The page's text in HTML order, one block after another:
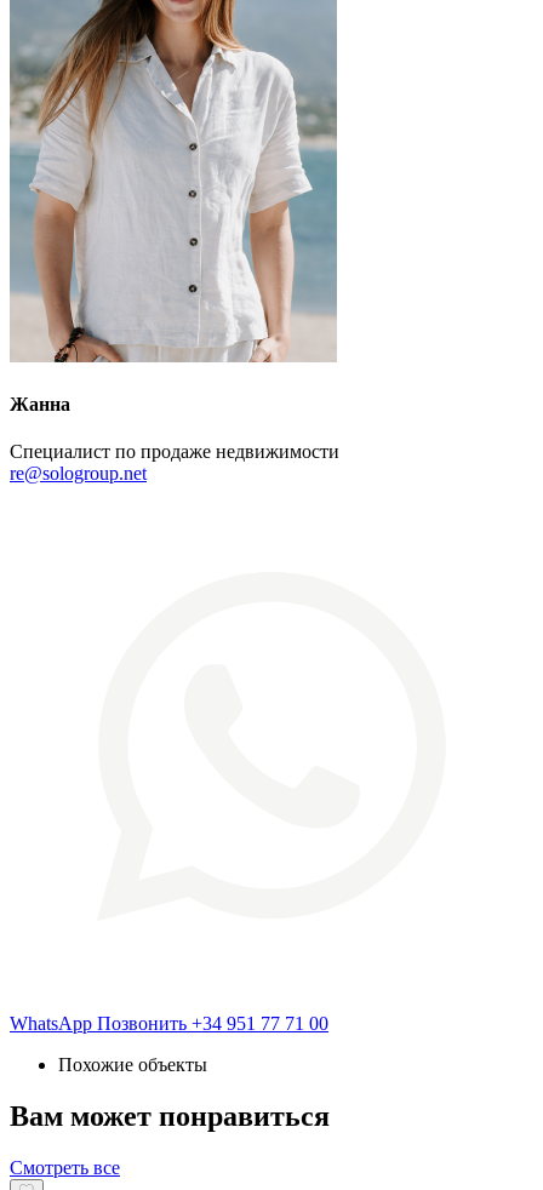
Жанна
Специалист по продаже недвижимости
re@sologroup.net
WhatsApp Позвонить +34 951 77 71 00
Похожие объекты
Вам может понравиться
Смотреть все